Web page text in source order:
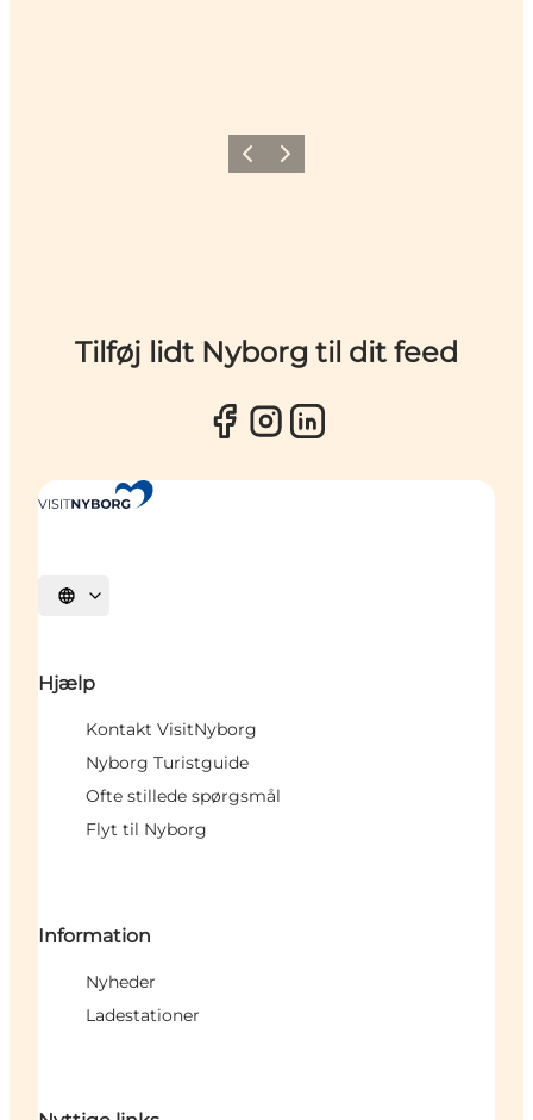
ForrigeNæste
Tilføj lidt Nyborg til dit feed
Vælg sprog
Hjælp
Kontakt VisitNyborg
Nyborg Turistguide
Ofte stillede spørgsmål
Flyt til Nyborg
Information
Nyheder
Ladestationer